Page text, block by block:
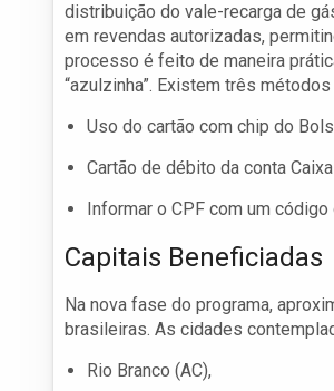
distribuição do vale-recarga de
em revendas autorizadas,
processo é feito de maneira
“azulzinha”. Existem três
Uso do cartão com chip do
Cartão de débito da conta
Informar o CPF com um
Capitais Beneficiadas
Na nova fase do programa,
brasileiras. As cidades
Rio Branco (AC),